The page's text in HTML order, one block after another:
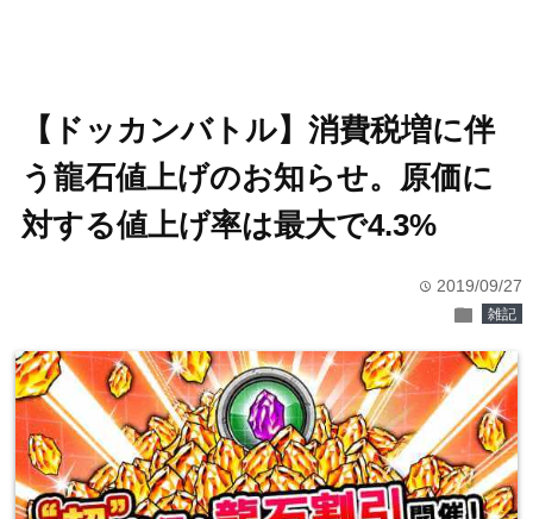
【ドッカンバトル】消費税増に伴
う龍石値上げのお知らせ。原価に
対する値上げ率は最大で4.3%
time 2019/09/27
folder 雑記